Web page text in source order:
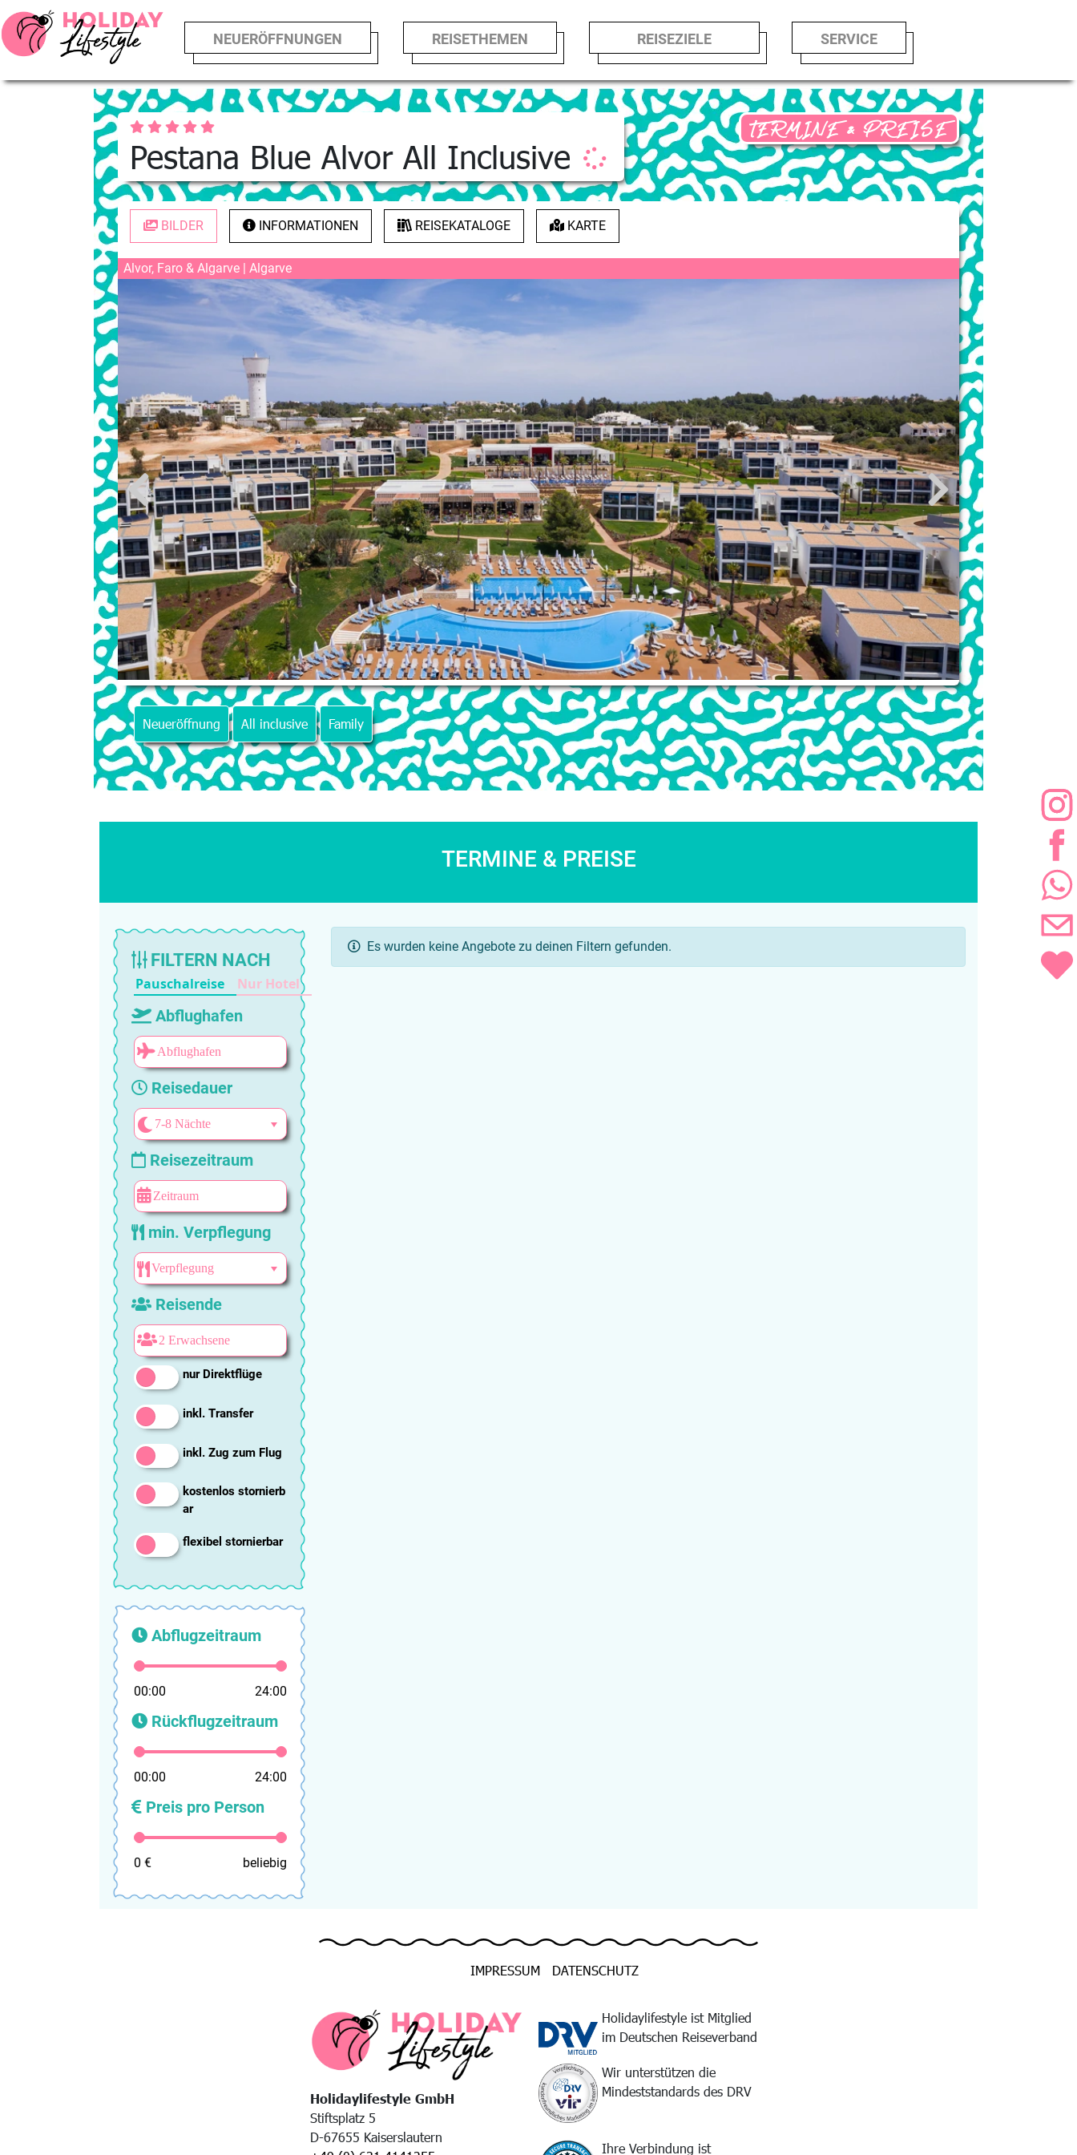
NEUERÖFFNUNGEN REISETHEMEN REISEZIELE SERVICE
Pestana Blue Alvor All Inclusive
TERMINE & PREISE
BILDER INFORMATIONEN REISEKATALOGE KARTE
Alvor, Faro & Algarve | Algarve
Neueröffnung All inclusive Family
TERMINE & PREISE
FILTERN NACH
Pauschalreise Nur Hotel
Abflughafen
Reisedauer
Reisezeitraum
min. Verpflegung
Reisende
nur Direktflüge
inkl. Transfer
inkl. Zug zum Flug
kostenlos stornierb
ar
flexibel stornierbar
Abflugzeitraum
00:00 24:00
Rückflugzeitraum
00:00 24:00
Preis pro Person
0 € beliebig
Es wurden keine Angebote zu deinen Filtern gefunden.
IMPRESSUM DATENSCHUTZ
Holidaylifestyle GmbH
Stiftsplatz 5
D-67655 Kaiserslautern
Holidaylifestyle ist Mitglied
im Deutschen Reiseverband
Wir unterstützen die
Mindeststandards des DRV
Ihre Verbindung ist